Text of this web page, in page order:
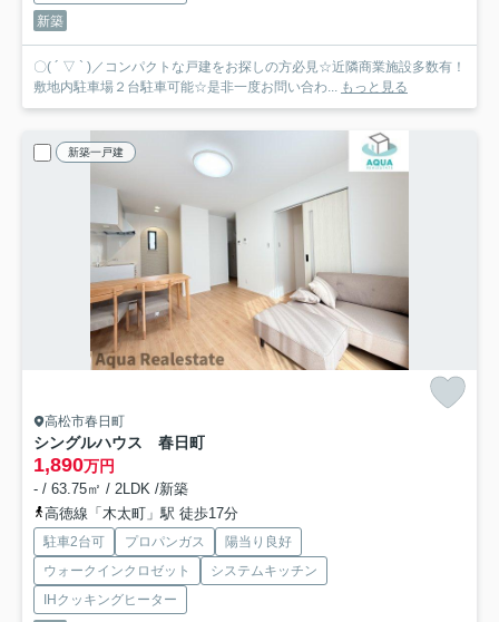
新築
〇( ´ ▽ ` )／コンパクトな戸建をお探しの方必見☆近隣商業施設多数有！
敷地内駐車場２台駐車可能☆是非一度お問い合わ... もっと見る
新築一戸建
高松市春日町
シングルハウス 春日町
1,890万円
- / 63.75㎡ / 2LDK /新築
高徳線「木太町」駅 徒歩17分
駐車2台可 プロパンガス
陽当り良好
ウォークインクロゼット
システムキッチン
IHクッキングヒーター